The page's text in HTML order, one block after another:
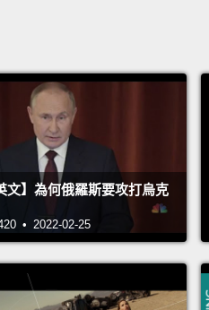
文】為何俄羅斯要攻打烏克
• 2022-02-25